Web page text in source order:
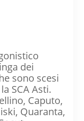
dei
sono scesi
SCA Asti.
Caputo,
Quaranta,